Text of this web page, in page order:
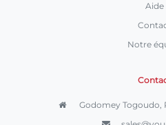
Aide
Notre
Godomey Togoudo,